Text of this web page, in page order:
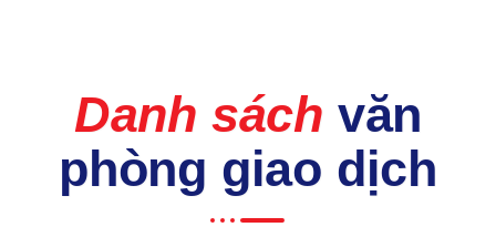
Danh sách văn
phòng giao dịch